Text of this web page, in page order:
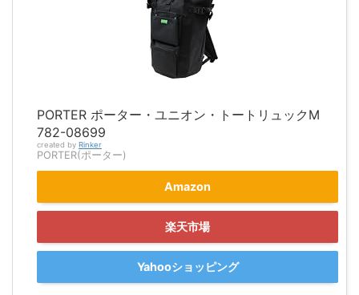
PORTER ポーター・ユニオン・トートリュックM
782-08699
created by Rinker
PORTER(ポーター)
Amazon
楽天市場
Yahooショッピング